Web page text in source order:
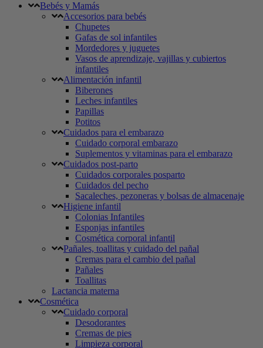
Bebés y Mamás
Accesorios para bebés
Chupetes
Gafas de sol infantiles
Mordedores y juguetes
Vasos de aprendizaje, vajillas y cubiertos
infantiles
Alimentación infantil
Biberones
Leches infantiles
Papillas
Potitos
Cuidados para el embarazo
Cuidado corporal embarazo
Suplementos y vitaminas para el embarazo
Cuidados post-parto
Cuidados corporales posparto
Cuidados del pecho
Sacaleches, pezoneras y bolsas de almacenaje
Higiene infantil
Colonias Infantiles
Esponjas infantiles
Cosmética corporal infantil
Pañales, toallitas y cuidado del pañal
Cremas para el cambio del pañal
Pañales
Toallitas
Lactancia materna
Cosmética
Cuidado corporal
Desodorantes
Cremas de pies
Limpieza corporal